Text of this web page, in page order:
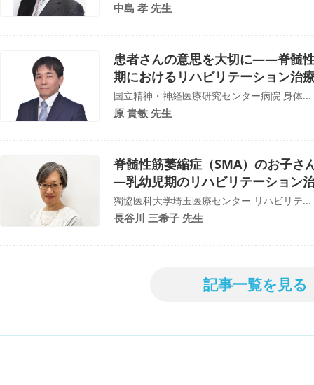
中島 孝 先生
患者さんの意思を大切に――脊髄
期におけるリハビリテーション治
国立精神・神経医療研究センター病院 身体...
原 貴敏 先生
脊髄性筋萎縮症（SMA）のお子さ
―乳幼児期のリハビリテーション
獨協医科大学埼玉医療センター リハビリテ...
長谷川 三希子 先生
記事一覧を見る